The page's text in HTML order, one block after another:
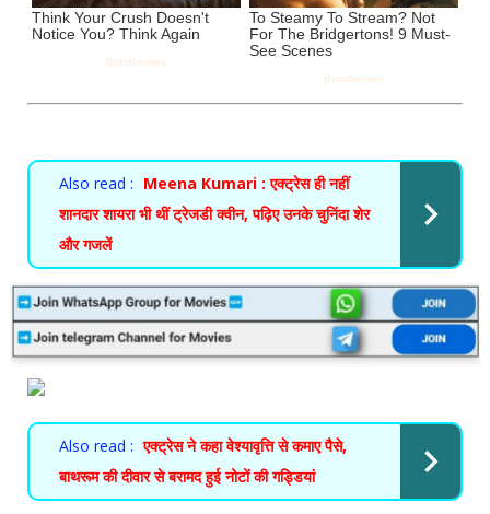
Also read : Meena Kumari : एक्ट्रेस ही नहीं
शानदार शायरा भी थीं ट्रेजडी क्वीन, पढ़िए उनके चुनिंदा शेर
और गजलें
Also read : एक्ट्रेस ने कहा वेश्यावृत्ति से कमाए पैसे,
बाथरूम की दीवार से बरामद हुई नोटों की गड्डियां